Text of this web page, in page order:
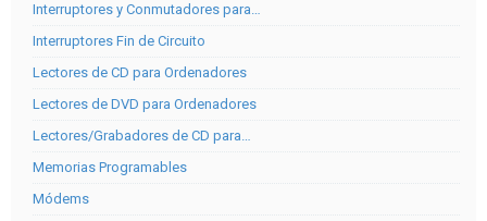
Interruptores y Conmutadores para…
Interruptores Fin de Circuito
Lectores de CD para Ordenadores
Lectores de DVD para Ordenadores
Lectores/Grabadores de CD para…
Memorias Programables
Módems